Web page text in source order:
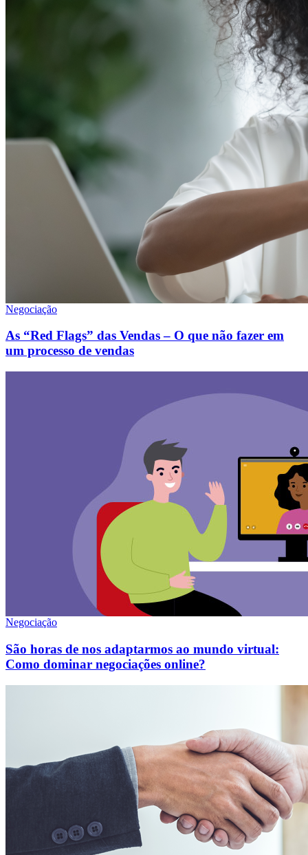
Negociação
As “Red Flags” das Vendas – O que não fazer em
um processo de vendas
Negociação
São horas de nos adaptarmos ao mundo virtual:
Como dominar negociações online?